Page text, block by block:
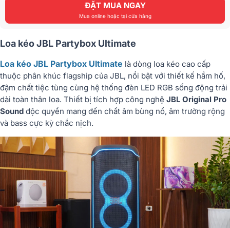
ĐẶT MUA NGAY
Mua online hoặc tại cửa hàng
Loa kéo JBL Partybox Ultimate
Loa kéo JBL Partybox Ultimate là dòng loa kéo cao cấp
thuộc phân khúc flagship của JBL, nổi bật với thiết kế hầm hố,
đậm chất tiệc tùng cùng hệ thống đèn LED RGB sống động trải
dài toàn thân loa. Thiết bị tích hợp công nghệ JBL Original Pro
Sound độc quyền mang đến chất âm bùng nổ, âm trường rộng
và bass cực kỳ chắc nịch.